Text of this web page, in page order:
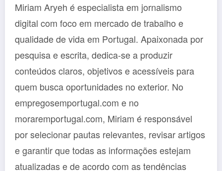
Miriam Aryeh é especialista em jornalismo
digital com foco em mercado de trabalho e
qualidade de vida em Portugal. Apaixonada por
pesquisa e escrita, dedica-se a produzir
conteúdos claros, objetivos e acessíveis para
quem busca oportunidades no exterior. No
empregosemportugal.com e no
moraremportugal.com, Miriam é responsável
por selecionar pautas relevantes, revisar artigos
e garantir que todas as informações estejam
atualizadas e de acordo com as tendências